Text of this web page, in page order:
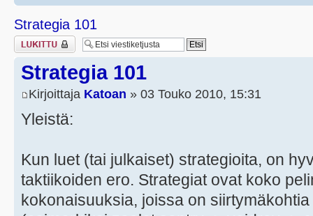
Strategia 101
Viestiketju on
lukittu
Strategia 101
Kirjoittaja Katoan » 03 Touko 2010, 15:31
Yleistä:
Kun luet (tai julkaiset) strategioita, on
taktiikoiden ero. Strategiat ovat koko
kokonaisuuksia, joissa on